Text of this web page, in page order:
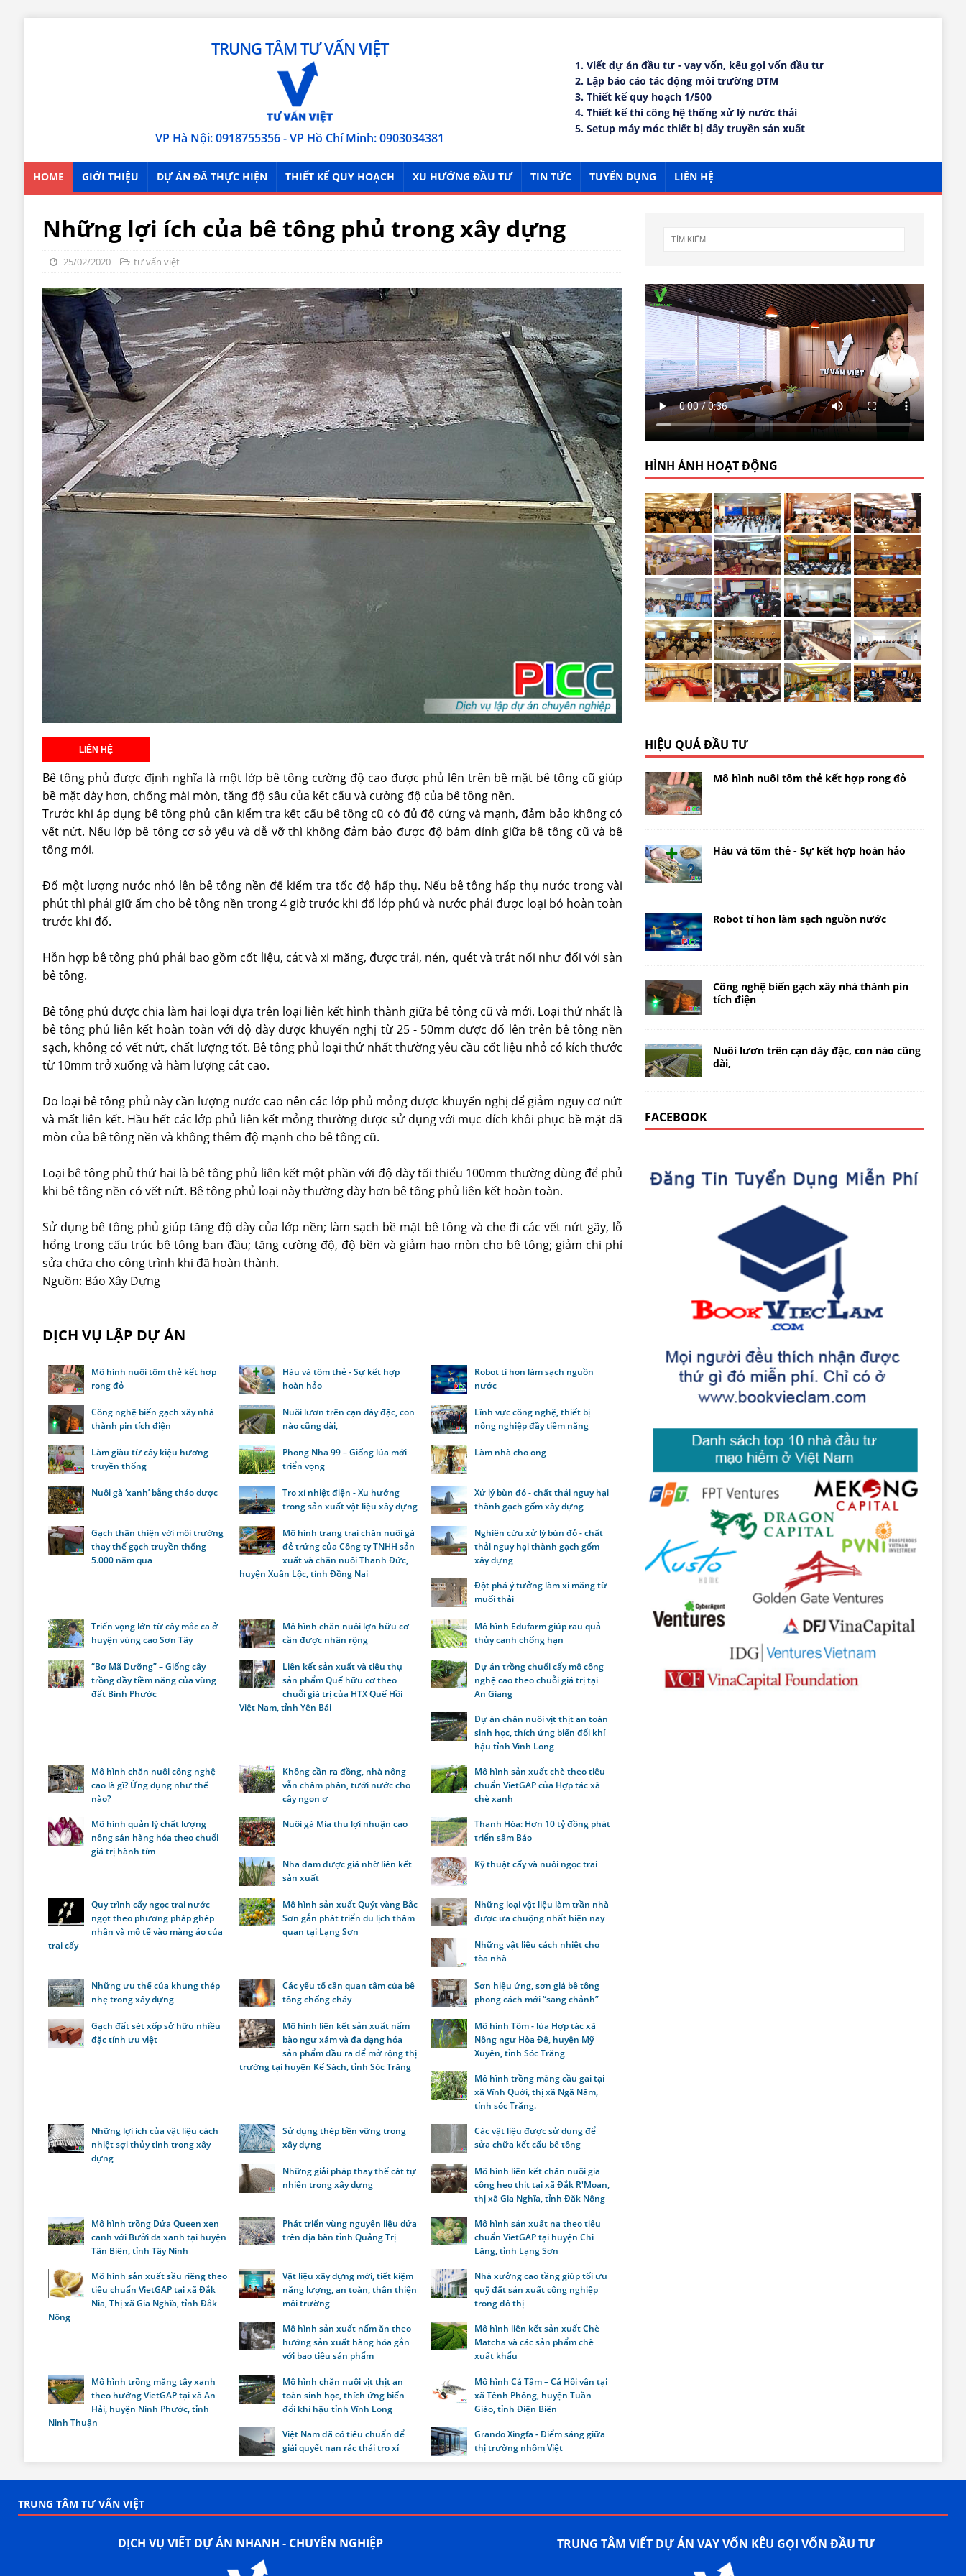
TRUNG TÂM TƯ VẤN VIỆT
VP Hà Nội: 0918755356 - VP Hồ Chí Minh: 0903034381
1. Viết dự án đầu tư - vay vốn, kêu gọi vốn đầu tư
2. Lập báo cáo tác động môi trường DTM
3. Thiết kế quy hoạch 1/500
4. Thiết kế thi công hệ thống xử lý nước thải
5. Setup máy móc thiết bị dây truyền sản xuất
HOME GIỚI THIỆU DỰ ÁN ĐÃ THỰC HIỆN THIẾT KẾ QUY HOẠCH XU HƯỚNG ĐẦU TƯ TIN TỨC TUYỂN DỤNG LIÊN HỆ
Những lợi ích của bê tông phủ trong xây dựng
25/02/2020 tư vấn việt
Bê tông phủ được định nghĩa là một lớp bê tông cường độ cao được phủ lên trên bề mặt bê tông cũ giúp
bề mặt dày hơn, chống mài mòn, tăng độ sâu của kết cấu và cường độ của bê tông nền.
Trước khi áp dụng bê tông phủ cần kiểm tra kết cấu bê tông cũ có đủ độ cứng và mạnh, đảm bảo không có
vết nứt. Nếu lớp bê tông cơ sở yếu và dễ vỡ thì không đảm bảo được độ bám dính giữa bê tông cũ và bê
tông mới.
Đổ một lượng nước nhỏ lên bê tông nền để kiểm tra tốc độ hấp thụ. Nếu bê tông hấp thụ nước trong vài
phút thì phải giữ ẩm cho bê tông nền trong 4 giờ trước khi đổ lớp phủ và nước phải được loại bỏ hoàn toàn
trước khi đổ.
Hỗn hợp bê tông phủ phải bao gồm cốt liệu, cát và xi măng, được trải, nén, quét và trát nổi như đối với sàn
bê tông.
Bê tông phủ được chia làm hai loại dựa trên loại liên kết hình thành giữa bê tông cũ và mới. Loại thứ nhất là
bê tông phủ liên kết hoàn toàn với độ dày được khuyến nghị từ 25 - 50mm được đổ lên trên bê tông nền
sạch, không có vết nứt, chất lượng tốt. Bê tông phủ loại thứ nhất thường yêu cầu cốt liệu nhỏ có kích thước
từ 10mm trở xuống và hàm lượng cát cao.
Do loại bê tông phủ này cần lượng nước cao nên các lớp phủ mỏng được khuyến nghị để giảm nguy cơ nứt
và mất liên kết. Hầu hết các lớp phủ liên kết mỏng thường được sử dụng với mục đích khôi phục bề mặt đã
mòn của bê tông nền và không thêm độ mạnh cho bê tông cũ.
Loại bê tông phủ thứ hai là bê tông phủ liên kết một phần với độ dày tối thiểu 100mm thường dùng để phủ
khi bê tông nền có vết nứt. Bê tông phủ loại này thường dày hơn bê tông phủ liên kết hoàn toàn.
Sử dụng bê tông phủ giúp tăng độ dày của lớp nền; làm sạch bề mặt bê tông và che đi các vết nứt gãy, lỗ
hổng trong cấu trúc bê tông ban đầu; tăng cường độ, độ bền và giảm hao mòn cho bê tông; giảm chi phí
sửa chữa cho công trình khi đã hoàn thành.
Nguồn: Báo Xây Dựng
DỊCH VỤ LẬP DỰ ÁN
Mô hình nuôi tôm thẻ kết hợp
rong đỏ
Hàu và tôm thẻ - Sự kết hợp
hoàn hảo
Robot tí hon làm sạch nguồn
nước
Công nghệ biến gạch xây nhà
thành pin tích điện
Nuôi lươn trên cạn dày đặc, con
nào cũng dài,
Lĩnh vực công nghệ, thiết bị
nông nghiệp đầy tiềm năng
Làm giàu từ cây kiệu hương
truyền thống
Phong Nha 99 – Giống lúa mới
triển vọng
Làm nhà cho ong
Nuôi gà ‘xanh’ bằng thảo dược
Tro xỉ nhiệt điện - Xu hướng
trong sản xuất vật liệu xây dựng
Xử lý bùn đỏ - chất thải nguy hại
thành gạch gốm xây dựng
Gạch thân thiện với môi trường
thay thế gạch truyền thống
5.000 năm qua
Mô hình trang trại chăn nuôi gà
đẻ trứng của Công ty TNHH sản
xuất và chăn nuôi Thanh Đức,
huyện Xuân Lộc, tỉnh Đồng Nai
Nghiên cứu xử lý bùn đỏ - chất
thải nguy hại thành gạch gốm
xây dựng
Đột phá ý tưởng làm xi măng từ
muối thải
Triển vọng lớn từ cây mắc ca ở
huyện vùng cao Sơn Tây
Mô hình chăn nuôi lợn hữu cơ
cần được nhân rộng
Mô hình Edufarm giúp rau quả
thủy canh chống hạn
“Bơ Mã Dưỡng” – Giống cây
trồng đầy tiềm năng của vùng
đất Bình Phước
Liên kết sản xuất và tiêu thụ
sản phẩm Quế hữu cơ theo
chuỗi giá trị của HTX Quế Hồi
Việt Nam, tỉnh Yên Bái
Dự án trồng chuối cấy mô công
nghệ cao theo chuỗi giá trị tại
An Giang
Dự án chăn nuôi vịt thịt an toàn
sinh học, thích ứng biến đổi khí
hậu tỉnh Vĩnh Long
Mô hình chăn nuôi công nghệ
cao là gì? Ứng dụng như thế
nào?
Không cần ra đồng, nhà nông
vẫn châm phân, tưới nước cho
cây ngon ơ
Mô hình sản xuất chè theo tiêu
chuẩn VietGAP của Hợp tác xã
chè xanh
Mô hình quản lý chất lượng
nông sản hàng hóa theo chuổi
giá trị hành tím
Nuôi gà Mía thu lợi nhuận cao
Thanh Hóa: Hơn 10 tỷ đồng phát
triển sâm Báo
Nha đam được giá nhờ liên kết
sản xuất
Kỹ thuật cấy và nuôi ngọc trai
Quy trình cấy ngọc trai nước
ngọt theo phương pháp ghép
nhân và mô tế vào màng áo của
trai cấy
Mô hình sản xuất Quýt vàng Bắc
Sơn gắn phát triển du lịch thăm
quan tại Lạng Sơn
Những loại vật liệu làm trần nhà
được ưa chuộng nhất hiện nay
Những vật liệu cách nhiệt cho
tòa nhà
Những ưu thế của khung thép
nhẹ trong xây dựng
Các yếu tố cần quan tâm của bê
tông chống cháy
Sơn hiệu ứng, sơn giả bê tông
phong cách mới “sang chảnh”
Gạch đất sét xốp sở hữu nhiều
đặc tính ưu việt
Mô hình liên kết sản xuất nấm
bào ngư xám và đa dạng hóa
sản phẩm đầu ra để mở rộng thị
trường tại huyện Kế Sách, tỉnh Sóc Trăng
Mô hình Tôm - lúa Hợp tác xã
Nông ngư Hòa Đê, huyện Mỹ
Xuyên, tỉnh Sóc Trăng
Mô hình trồng mãng cầu gai tại
xã Vĩnh Quới, thị xã Ngã Năm,
tỉnh sóc Trăng.
Những lợi ích của vật liệu cách
nhiệt sợi thủy tinh trong xây
dựng
Sử dụng thép bền vững trong
xây dựng
Các vật liệu được sử dụng để
sửa chữa kết cấu bê tông
Những giải pháp thay thế cát tự
nhiên trong xây dựng
Mô hình liên kết chăn nuôi gia
công heo thịt tại xã Đắk R'Moan,
thị xã Gia Nghĩa, tỉnh Đăk Nông
Mô hình trồng Dứa Queen xen
canh với Bưởi da xanh tại huyện
Tân Biên, tỉnh Tây Ninh
Phát triển vùng nguyên liệu dứa
trên địa bàn tỉnh Quảng Trị
Mô hình sản xuất na theo tiêu
chuẩn VietGAP tại huyện Chi
Lăng, tỉnh Lạng Sơn
Mô hình sản xuất sầu riêng theo
tiêu chuẩn VietGAP tại xã Đắk
Nia, Thị xã Gia Nghĩa, tỉnh Đắk
Nông
Vật liệu xây dựng mới, tiết kiệm
năng lượng, an toàn, thân thiện
môi trường
Nhà xưởng cao tầng giúp tối ưu
quỹ đất sản xuất công nghiệp
trong đô thị
Mô hình sản xuất nấm ăn theo
hướng sản xuất hàng hóa gắn
với bao tiêu sản phẩm
Mô hình liên kết sản xuất Chè
Matcha và các sản phẩm chè
xuất khẩu
Mô hình trồng măng tây xanh
theo hướng VietGAP tại xã An
Hải, huyện Ninh Phước, tỉnh
Ninh Thuận
Mô hình chăn nuôi vịt thịt an
toàn sinh học, thích ứng biến
đổi khí hậu tỉnh Vĩnh Long
Mô hình Cá Tầm – Cá Hồi vân tại
xã Tênh Phông, huyện Tuần
Giáo, tỉnh Điện Biên
Việt Nam đã có tiêu chuẩn để
giải quyết nạn rác thải tro xỉ
Grando Xingfa - Điểm sáng giữa
thị trường nhôm Việt
HÌNH ẢNH HOẠT ĐỘNG
HIỆU QUẢ ĐẦU TƯ
Mô hình nuôi tôm thẻ kết hợp rong đỏ
Hàu và tôm thẻ - Sự kết hợp hoàn hảo
Robot tí hon làm sạch nguồn nước
Công nghệ biến gạch xây nhà thành pin
tích điện
Nuôi lươn trên cạn dày đặc, con nào cũng
dài,
FACEBOOK
TRUNG TÂM TƯ VẤN VIỆT
DỊCH VỤ VIẾT DỰ ÁN NHANH - CHUYÊN NGHIỆP TRUNG TÂM VIẾT DỰ ÁN VAY VỐN KÊU GỌI VỐN ĐẦU TƯ